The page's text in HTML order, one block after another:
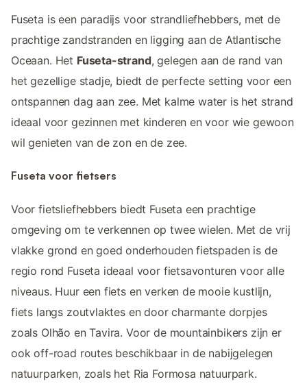
Fuseta is een paradijs voor strandliefhebbers, met de
prachtige zandstranden en ligging aan de Atlantische
Oceaan. Het Fuseta-strand, gelegen aan de rand van
het gezellige stadje, biedt de perfecte setting voor een
ontspannen dag aan zee. Met kalme water is het strand
ideaal voor gezinnen met kinderen en voor wie gewoon
wil genieten van de zon en de zee.
Fuseta voor fietsers
Voor fietsliefhebbers biedt Fuseta een prachtige
omgeving om te verkennen op twee wielen. Met de vrij
vlakke grond en goed onderhouden fietspaden is de
regio rond Fuseta ideaal voor fietsavonturen voor alle
niveaus. Huur een fiets en verken de mooie kustlijn,
fiets langs zoutvlaktes en door charmante dorpjes
zoals Olhão en Tavira. Voor de mountainbikers zijn er
ook off-road routes beschikbaar in de nabijgelegen
natuurparken, zoals het Ria Formosa natuurpark.